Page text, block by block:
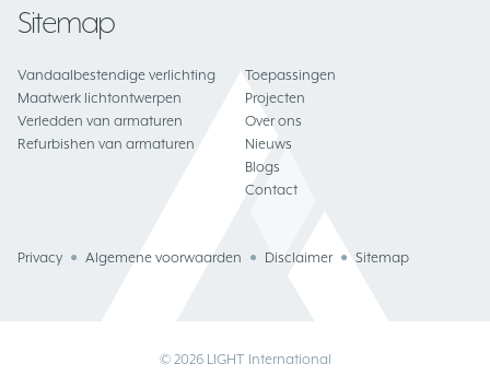
Sitemap
Vandaalbestendige verlichting
Maatwerk lichtontwerpen
Verledden van armaturen
Refurbishen van armaturen
Toepassingen
Projecten
Over ons
Nieuws
Blogs
Contact
Privacy Algemene voorwaarden Disclaimer Sitemap
© 2026 LIGHT International